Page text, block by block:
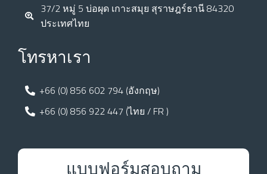
37/2 หมู่ 5 บ่อผุด เกาะสมุย สุราษฎร์ธานี 84320
ประเทศไทย
โทรหาเรา
+66 (0) 856 602 794 (อังกฤษ)
+66 (0) 856 922 447 (ไทย / FR )
แบบฟอร์มสอบถาม